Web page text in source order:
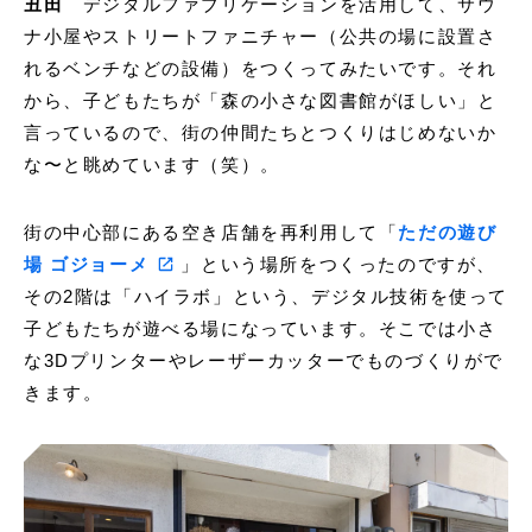
丑田
デジタルファブリケーションを活用して、サウ
ナ小屋やストリートファニチャー（公共の場に設置さ
れるベンチなどの設備）をつくってみたいです。それ
から、子どもたちが「森の小さな図書館がほしい」と
言っているので、街の仲間たちとつくりはじめないか
な〜と眺めています（笑）。
街の中心部にある空き店舗を再利用して「ただの遊び
場 ゴジョーメ
」という場所をつくったのですが、
その2階は「ハイラボ」という、デジタル技術を使って
子どもたちが遊べる場になっています。そこでは小さ
な3Dプリンターやレーザーカッターでものづくりがで
きます。